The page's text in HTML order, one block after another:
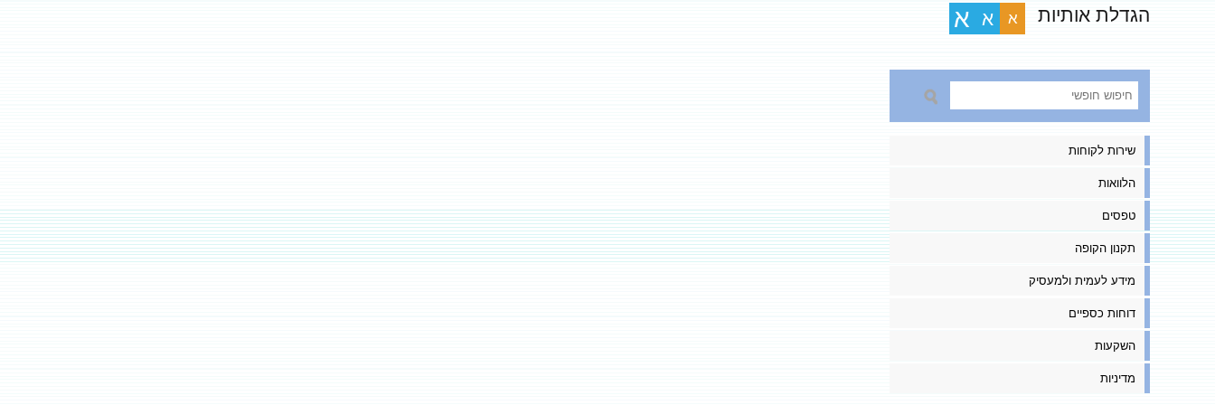
הגדלת אותיות א א א
שירות לקוחות
הלוואות
טפסים
תקנון הקופה
מידע לעמית ולמעסיק
דוחות כספיים
השקעות
מדיניות